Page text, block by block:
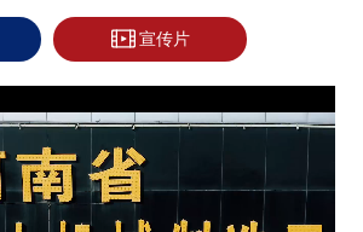
，单、双柱立式车床7台，大滚齿直径
地车床2台，可卷板厚度150mm液压卷板机
回转窑筒体埋弧自动焊机1台，可切割板
切割机2台，最大起重量150吨，单、双梁
中型金加工、铆焊、装配设备180余套，形
的生产线。公司有严格的质量管控体系，
设备，能满足产品质量控制和检测的需
宣传片